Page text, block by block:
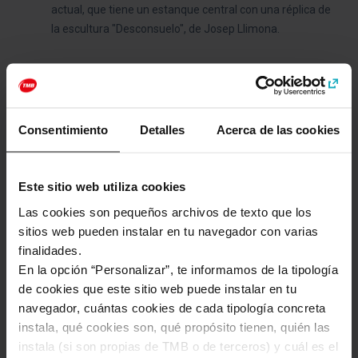
Consentimiento Detalles Acerca de las cookies
Este sitio web utiliza cookies
Las cookies son pequeños archivos de texto que los
sitios web pueden instalar en tu navegador con varias
finalidades.
En la opción “Personalizar”, te informamos de la tipología
de cookies que este sitio web puede instalar en tu
navegador, cuántas cookies de cada tipología concreta
instala, qué cookies son, qué propósito tienen, quién las
instala (si son propias de TMB o de terceros) y cuál es el
actual, que tiene un estanque central con una réplica de
la escultura "Desconsuelo", de Josep Llimona.
https://www.parlament.cat
Arte y cultura Parques y miradores
Cómo llegar a: Parlamento de Cataluña
Dirección
Parc De La Ciutadella, s/n
Barcelona